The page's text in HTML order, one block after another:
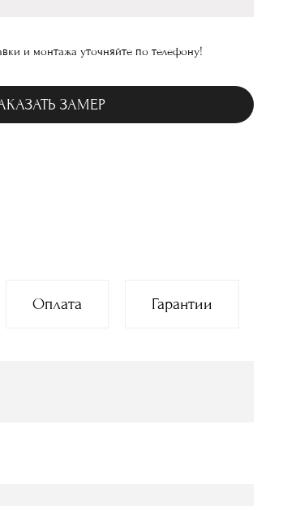
и монтажа уточняйте по телефону!
ЗАМЕР
Оплата Гарантии